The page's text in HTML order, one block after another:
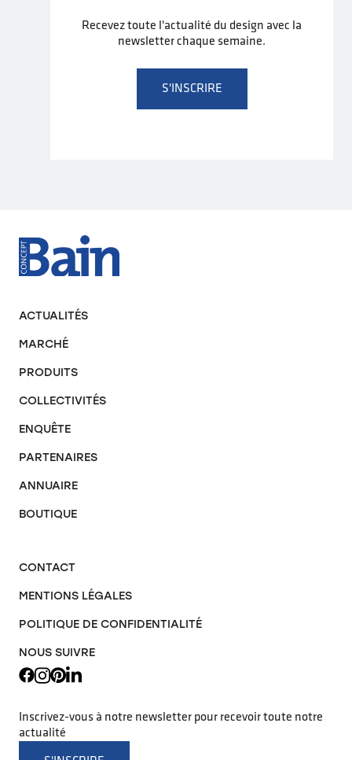
Recevez toute l'actualité du design avec la
newsletter chaque semaine.
S'INSCRIRE
ACTUALITÉS
MARCHÉ
PRODUITS
COLLECTIVITÉS
ENQUÊTE
PARTENAIRES
ANNUAIRE
BOUTIQUE
CONTACT
MENTIONS LÉGALES
POLITIQUE DE CONFIDENTIALITÉ
NOUS SUIVRE
Inscrivez-vous à notre newsletter pour recevoir toute notre
actualité